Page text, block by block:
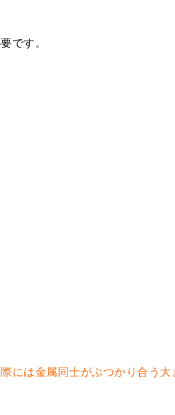
です。
には金属同士がぶつかり合う大